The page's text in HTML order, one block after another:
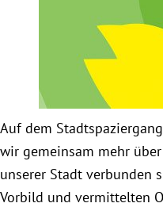
Mein
Ämter, Funktionen und
Besuch in Berlin
Praktikum
Auf dem
wir gemeinsam mehr
unserer Stadt verbunden
Vorbild und vermittelten